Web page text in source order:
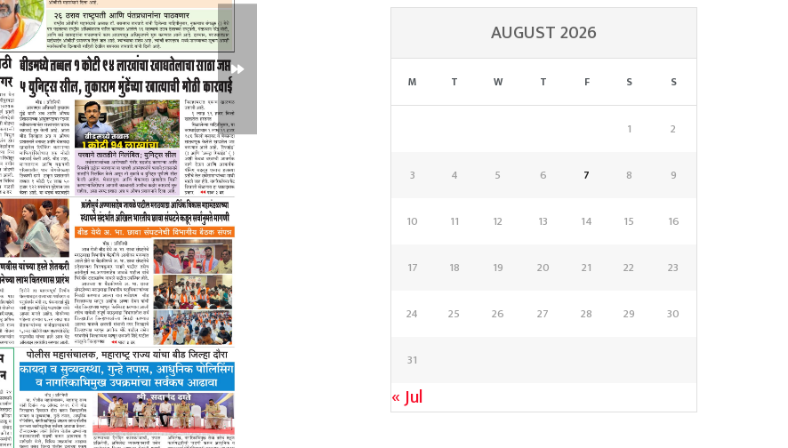
AUGUST 2026
M T W T F S S
1 2
3 4 5 6 7 8 9
10 11 12 13 14 15 16
17 18 19 20 21 22 23
24 25 26 27 28 29 30
31
« Jul